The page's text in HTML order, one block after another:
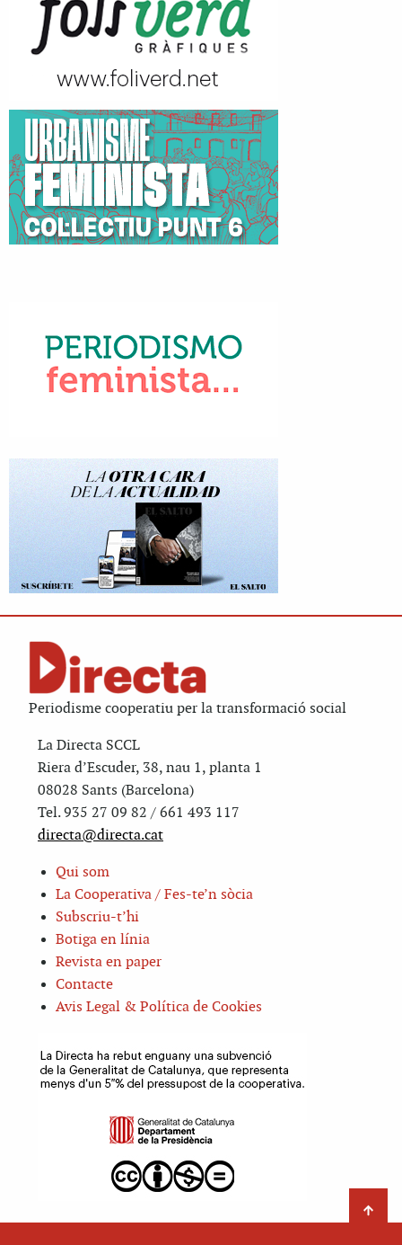
Periodisme cooperatiu per la transformació social
La Directa SCCL
Riera d’Escuder, 38, nau 1, planta 1
08028 Sants (Barcelona)
Tel. 935 27 09 82 / 661 493 117
directa@directa.cat
Qui som
La Cooperativa / Fes-te’n sòcia
Subscriu-t’hi
Botiga en línia
Revista en paper
Contacte
Avis Legal & Política de Cookies